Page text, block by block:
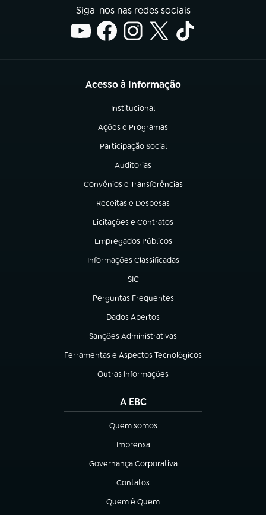
Siga-nos nas redes sociais
Acesso à Informação
Institucional
(abre em nova aba)
Ações e Programas
(abre em nova aba)
Participação Social
(abre em nova aba)
Auditorias
(abre em nova aba)
Convênios e Transferências
(abre em nova aba)
Receitas e Despesas
(abre em nova aba)
Licitações e Contratos
(abre em nova aba)
Empregados Públicos
(abre em nova aba)
Informações Classificadas
(abre em nova aba)
SIC
(abre em nova aba)
Perguntas Frequentes
(abre em nova aba)
Dados Abertos
(abre em nova aba)
Sanções Administrativas
(abre em nova aba)
Ferramentas e Aspectos Tecnológicos
(abre em nova aba)
Outras Informações
(abre em nova aba)
A EBC
Quem somos
(abre em nova aba)
Imprensa
(abre em nova aba)
Governança Corporativa
(abre em nova aba)
Contatos
(abre em nova aba)
Quem é Quem
(abre em nova aba)